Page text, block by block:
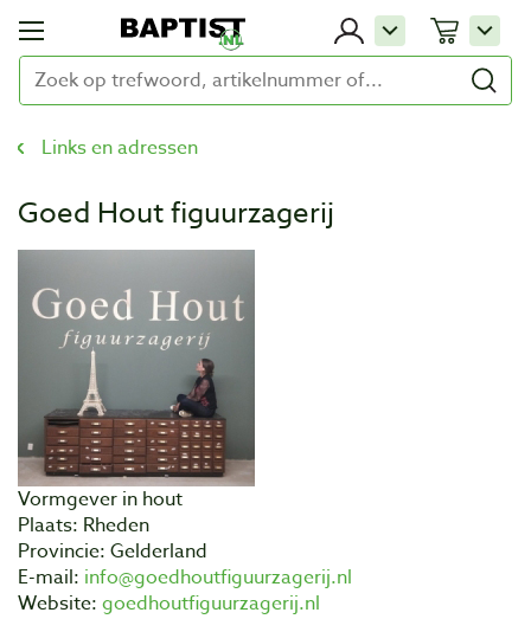
Links en adressen
Goed Hout figuurzagerij
Vormgever in hout
Plaats: Rheden
Provincie: Gelderland
E-mail: info@goedhoutfiguurzagerij.nl
Website: goedhoutfiguurzagerij.nl